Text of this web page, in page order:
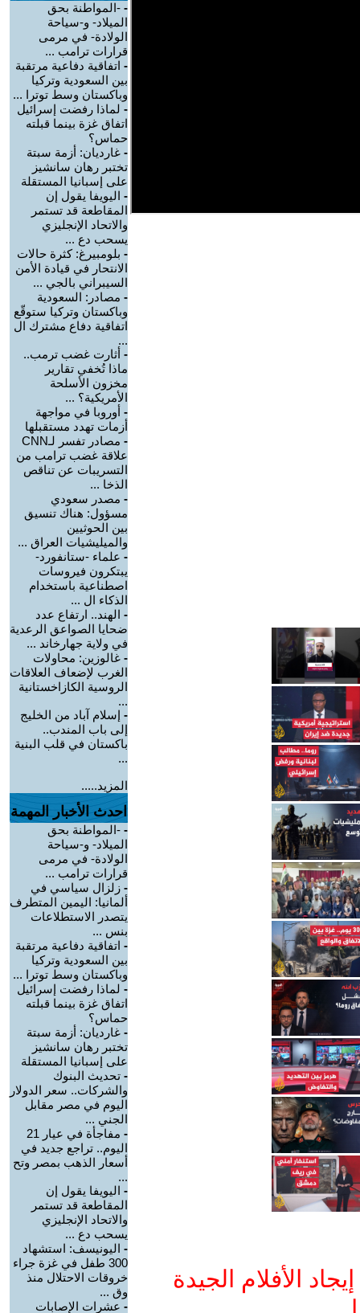
الأفلام الجيدة
- -المواطنة بحق
الميلاد- و-سياحة
الولادة- في مرمى
قرارات ترامب ...
- اتفاقية دفاعية مرتقبة
بين السعودية وتركيا
وباكستان وسط توترا ...
- لماذا رفضت إسرائيل
اتفاق غزة بينما قبلته
حماس؟
- غارديان: أزمة سبتة
تختبر رهان سانشيز
على إسبانيا المستقلة
- اليويفا يقول إن
المقاطعة قد تستمر
والاتحاد الإنجليزي
يسحب دع ...
- بلومبيرغ: كثرة حالات
الانتحار في قيادة الأمن
السيبراني بالجي ...
- مصادر: السعودية
وباكستان وتركيا ستوقّع
اتفاقية دفاع مشترك ال
...
- أثارت غضب ترمب..
ماذا تُخفي تقارير
مخزون الأسلحة
الأمريكية؟ ...
- أوروبا في مواجهة
أزمات تهدد مستقبلها
-
مصادر تفسر لـCNN
علاقة غضب ترامب من
التسريبات عن تناقص
الذخا ...
- مصدر سعودي
مسؤول: هناك تنسيق
بين الحوثيين
والميليشيات العراق ...
- علماء -ستانفورد-
يبتكرون فيروسات
اصطناعية باستخدام
الذكاء ال ...
- الهند.. ارتفاع عدد
ضحايا الصواعق الرعدية
في ولاية جهارخاند ...
- غالوزين: محاولات
الغرب لإضعاف العلاقات
الروسية الكازاخستانية
...
- إسلام آباد من الخليج
إلى باب المندب..
باكستان في قلب البنية
...
المزيد.....
احدث الأخبار المهمة
- -المواطنة بحق
الميلاد- و-سياحة
الولادة- في مرمى
قرارات ترامب ...
- زلزال سياسي في
ألمانيا: اليمين المتطرف
يتصدر الاستطلاعات
بنس ...
- اتفاقية دفاعية مرتقبة
بين السعودية وتركيا
وباكستان وسط توترا ...
- لماذا رفضت إسرائيل
اتفاق غزة بينما قبلته
حماس؟
- غارديان: أزمة سبتة
تختبر رهان سانشيز
على إسبانيا المستقلة
- تحديث البنوك
والشركات.. سعر الدولار
اليوم في مصر مقابل
الجني ...
-
مفاجأة في عيار 21
اليوم.. تراجع جديد في
أسعار الذهب بمصر وتح
...
- اليويفا يقول إن
المقاطعة قد تستمر
والاتحاد الإنجليزي
يسحب دع ...
- اليونيسف: استشهاد
300 طفل في غزة جراء
خروقات الاحتلال منذ
وق ...
- عشرات الإصابات